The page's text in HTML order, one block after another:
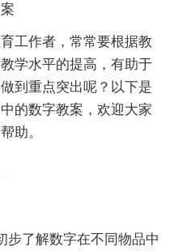
工作者，常常要根据教
学水平的提高，有助于
到重点突出呢？以下是
的数字教案，欢迎大家
助。
步了解数字在不同物品中